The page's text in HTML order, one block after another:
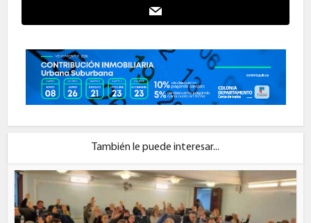
También le puede interesar...